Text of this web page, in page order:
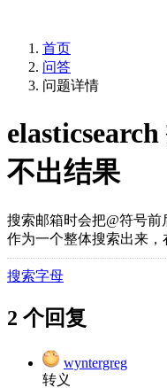
首页
问答
问题详情
不出结果
搜索邮箱时会把@符号
作为一个整体搜索出来
搜索字母
2 个回复
wyntergreg
转义